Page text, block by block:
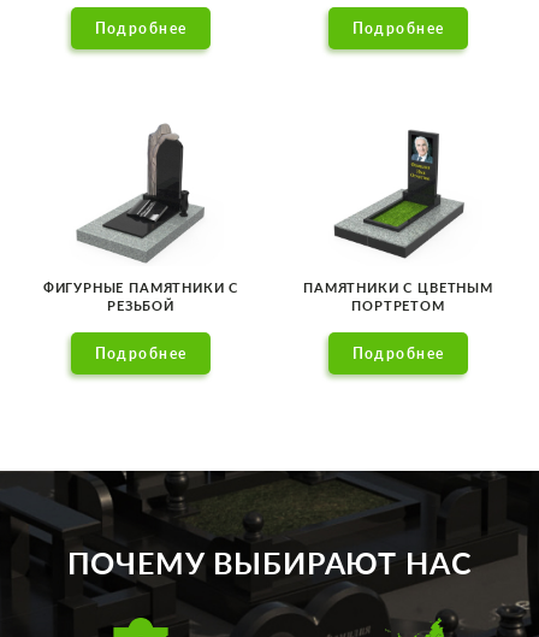
Подробнее Подробнее
ФИГУРНЫЕ ПАМЯТНИКИ С
РЕЗЬБОЙ
Подробнее
ПАМЯТНИКИ С ЦВЕТНЫМ
ПОРТРЕТОМ
Подробнее
ПОЧЕМУ ВЫБИРАЮТ НАС